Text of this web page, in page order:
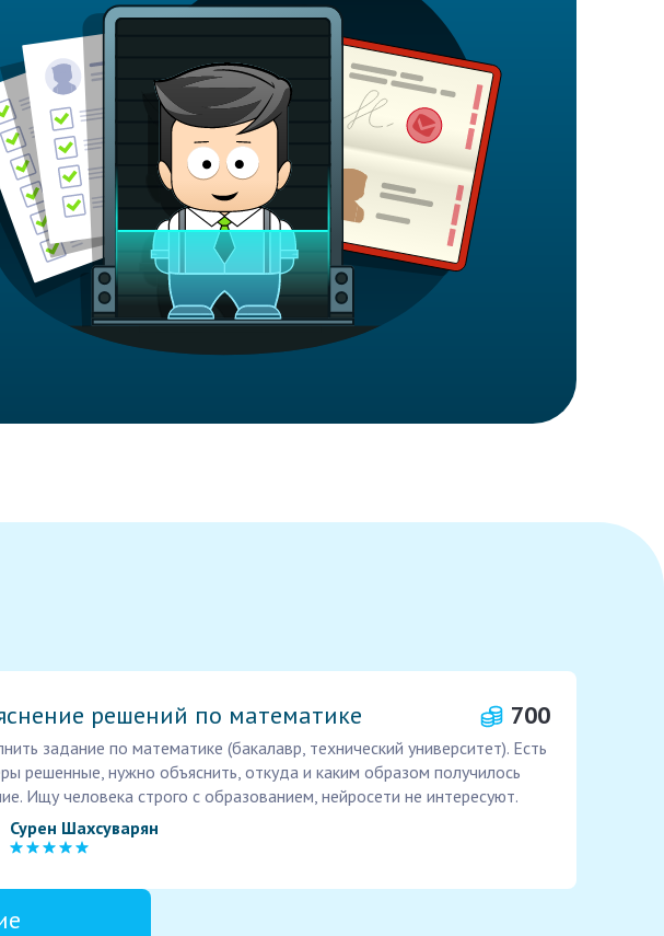
решений по математике 700
задание по математике (бакалавр, технический университет). Есть
решенные, нужно объяснить, откуда и каким образом получилось
Ищу человека строго с образованием, нейросети не интересуют.
Сурен Шахсуварян